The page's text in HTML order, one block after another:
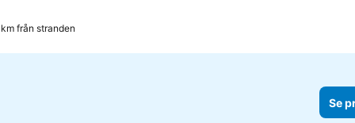
från stranden
Se